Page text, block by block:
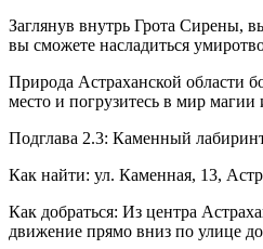
Заглянув внутрь Грота Сирены,
вы сможете насладиться
Природа Астраханской области
место и погрузитесь в мир магии
Подглава 2.3: Каменный
Как найти: ул. Каменная, 13,
Как добраться: Из центра
движение прямо вниз по улице